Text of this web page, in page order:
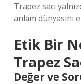
Trapez sacı
anlam dünyasını
Etik Bir
Trapez
Değer ve